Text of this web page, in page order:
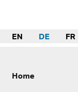
EN DE FR
Home